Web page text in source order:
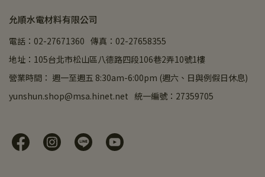
允順水電材料有限公司
電話：02-27671360 傳真：02-27658355
地址：105台北市松山區八德路四段106巷2弄10號1樓
營業時間： 週一至週五 8:30am-6:00pm (週六、日與例假日休息)
yunshun.shop@msa.hinet.net 統一編號：27359705